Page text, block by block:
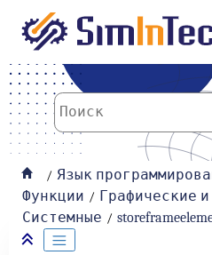
Язык
Функции
Графические
Системные